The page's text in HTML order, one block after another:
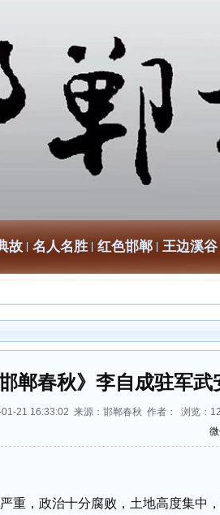
故 名人名胜 红色邯郸 王边溪谷
邯郸春秋》李自成驻军武
21 16:33:02 来源：邯郸春秋 作者： 浏览：
重，政治十分腐败，土地高度集中